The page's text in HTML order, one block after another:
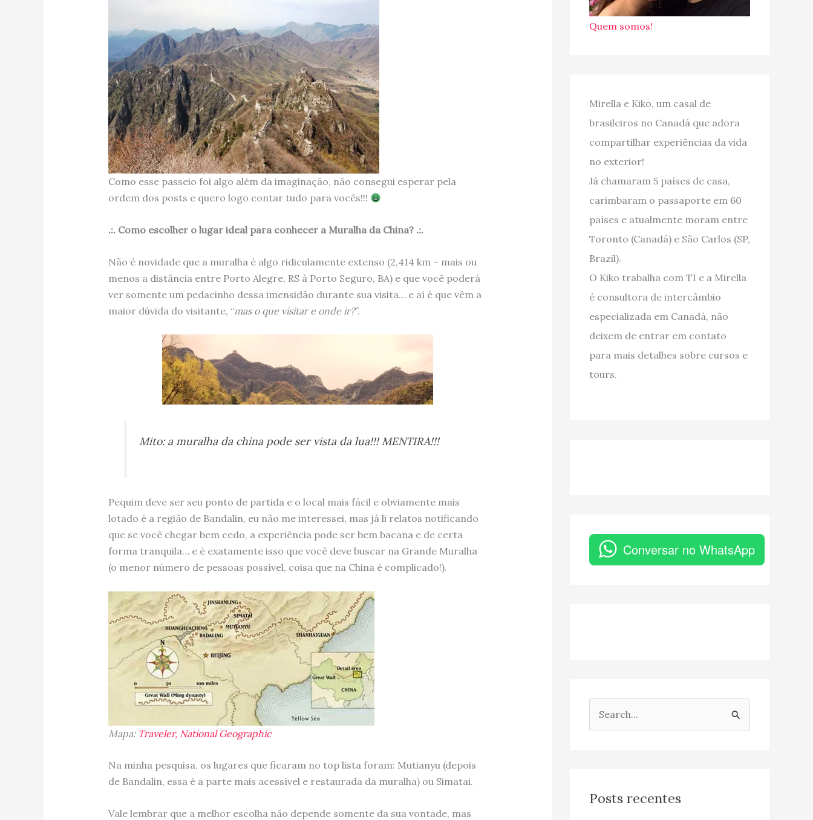
Como esse passeio foi algo além da imaginação, não consegui esperar pela
ordem dos posts e quero logo contar tudo para vocês!!!
.:. Como escolher o lugar ideal para conhecer a Muralha da China? .:.
Não é novidade que a muralha é algo ridiculamente extenso (2,414 km – mais ou
menos a distância entre Porto Alegre, RS à Porto Seguro, BA) e que você poderá
ver somente um pedacinho dessa imensidão durante sua visita… e aí é que vêm a
maior dúvida do visitante, “mas o que visitar e onde ir?”.
Mito: a muralha da china pode ser vista da lua!!! MENTIRA!!!
Pequim deve ser seu ponto de partida e o local mais fácil e obviamente mais
lotado é a região de Bandalin, eu não me interessei, mas já li relatos notificando
que se você chegar bem cedo, a experiência pode ser bem bacana e de certa
forma tranquila… e é exatamente isso que você deve buscar na Grande Muralha
(o menor número de pessoas possível, coisa que na China é complicado!).
Mapa: Traveler, National Geographic
Na minha pesquisa, os lugares que ficaram no top lista foram: Mutianyu (depois
de Bandalin, essa é a parte mais acessível e restaurada da muralha) ou Simatai.
Vale lembrar que a melhor escolha não depende somente da sua vontade, mas
Quem somos!
Mirella e Kiko, um casal de
brasileiros no Canadá que adora
compartilhar experiências da vida
no exterior!
Já chamaram 5 países de casa,
carimbaram o passaporte em 60
países e atualmente moram entre
Toronto (Canadá) e São Carlos (SP,
Brazil).
O Kiko trabalha com TI e a Mirella
é consultora de intercâmbio
especializada em Canadá, não
deixem de entrar em contato
para mais detalhes sobre cursos e
tours.
Conversar no WhatsApp
u
Posts recentes